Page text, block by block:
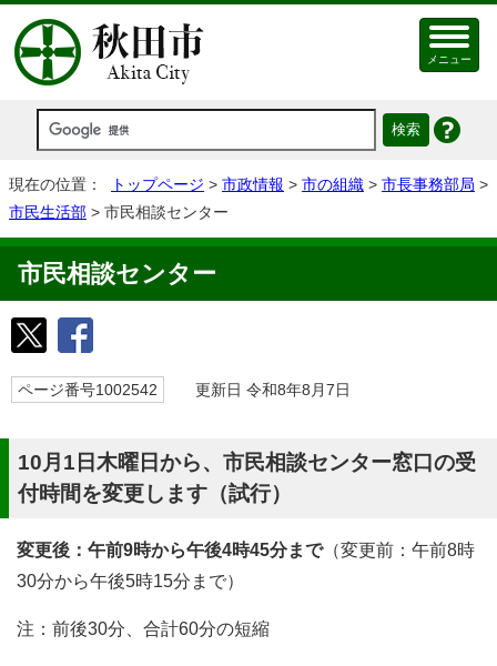
メニュー
現在の位置： トップページ > 市政情報 > 市の組織 > 市長事務部局 >
市民生活部 > 市民相談センター
市民相談センター
ページ番号1002542 更新日 令和8年8月7日
10月1日木曜日から、市民相談センター窓口の受
付時間を変更します（試行）
変更後：午前9時から午後4時45分まで（変更前：午前8時
30分から午後5時15分まで）
注：前後30分、合計60分の短縮